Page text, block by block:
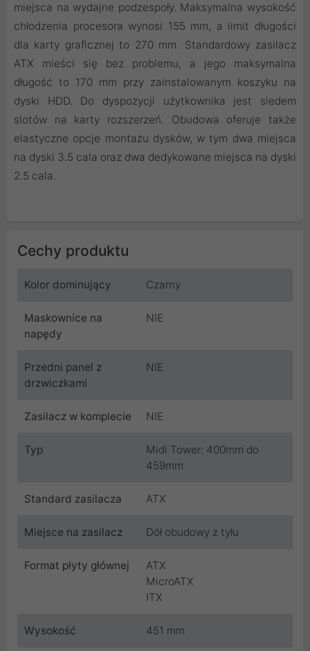
miejsca na wydajne podzespoły. Maksymalna wysokość
chłodzenia procesora wynosi 155 mm, a limit długości
dla karty graficznej to 270 mm. Standardowy zasilacz
ATX mieści się bez problemu, a jego maksymalna
długość to 170 mm przy zainstalowanym koszyku na
dyski HDD. Do dyspozycji użytkownika jest siedem
slotów na karty rozszerzeń. Obudowa oferuje także
elastyczne opcje montażu dysków, w tym dwa miejsca
na dyski 3.5 cala oraz dwa dedykowane miejsca na dyski
2.5 cala.
Cechy produktu
Kolor dominujący Czarny
Maskownice na
napędy
NIE
Przedni panel z
drzwiczkami
NIE
Zasilacz w komplecie NIE
Typ
Midi Tower: 400mm do
459mm
Standard zasilacza ATX
Miejsce na zasilacz Dół obudowy z tyłu
Format płyty głównej
ATX
MicroATX
ITX
Wysokość 451 mm